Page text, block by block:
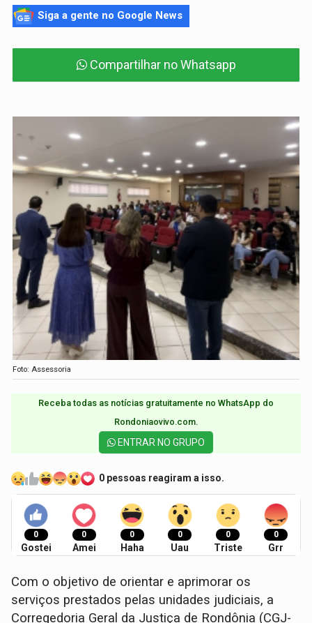
Siga a gente no Google News
Compartilhar no Whatsapp
Foto: Assessoria
Receba todas as notícias gratuitamente no WhatsApp do
Rondoniaovivo.com.​
ENTRAR NO GRUPO
0 pessoas reagiram a isso.
0
Gostei
0
Amei
0
Haha
0
Uau
0
Triste
0
Grr
Com o objetivo de orientar e aprimorar os
serviços prestados pelas unidades judiciais, a
Corregedoria Geral da Justiça de Rondônia (CGJ-